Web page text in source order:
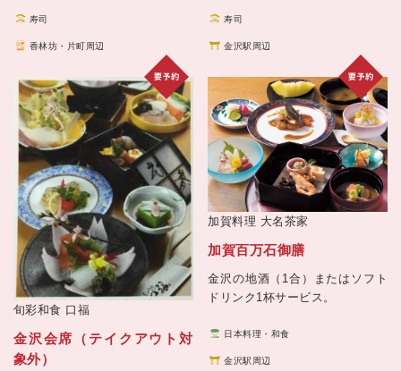
寿司
香林坊・片町周辺
寿司
金沢駅周辺
旬彩和食 口福
金沢会席（テイクアウト対
象外）
加賀料理 大名茶家
加賀百万石御膳
金沢の地酒（1合）またはソフト
ドリンク1杯サービス。
日本料理・和食
金沢駅周辺